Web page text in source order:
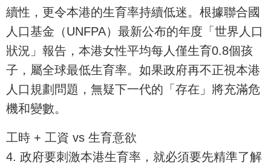
續性，更令本港的生育率持續低迷。根據聯合國
人口基金（UNFPA）最新公布的年度「世界人口
狀況」報告，本港女性平均每人僅生育0.8個孩
子，屬全球最低生育率。如果政府再不正視本港
人口規劃問題，無疑下一代的「存在」將充滿危
機和變數。
工時 + 工資 vs 生育意欲
4. 政府要刺激本港生育率，就必須要先精準了解